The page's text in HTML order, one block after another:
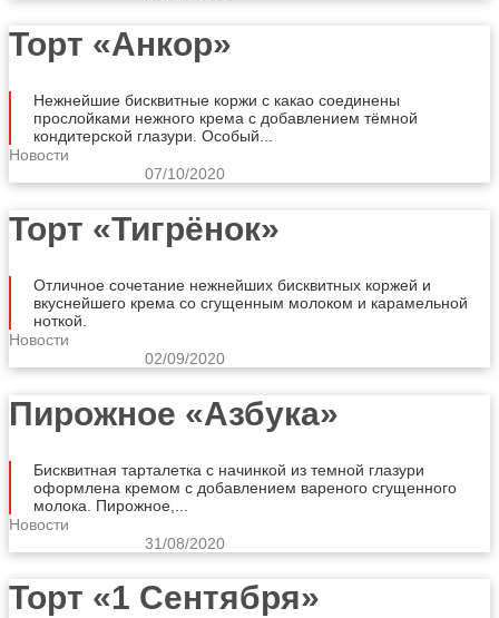
Торт «Анкор»
Нежнейшие бисквитные коржи с какао соединены
прослойками нежного крема с добавлением тёмной
кондитерской глазури. Особый...
Новости
07/10/2020
Торт «Тигрёнок»
Отличное сочетание нежнейших бисквитных коржей и
вкуснейшего крема со сгущенным молоком и карамельной
ноткой.
Новости
02/09/2020
Пирожное «Азбука»
Бисквитная тарталетка с начинкой из темной глазури
оформлена кремом с добавлением вареного сгущенного
молока. Пирожное,...
Новости
31/08/2020
Торт «1 Сентября»